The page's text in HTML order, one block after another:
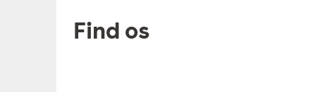
Find os